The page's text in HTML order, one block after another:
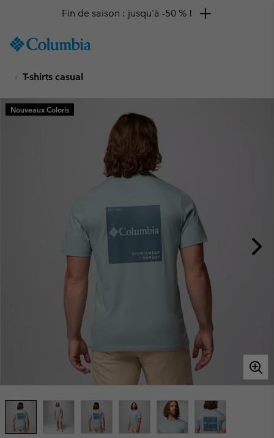
TO
SKIP
MAIN
NAV
Fin de saison : jusqu'à -50 % !
T-shirts casual
Nouveaux Coloris